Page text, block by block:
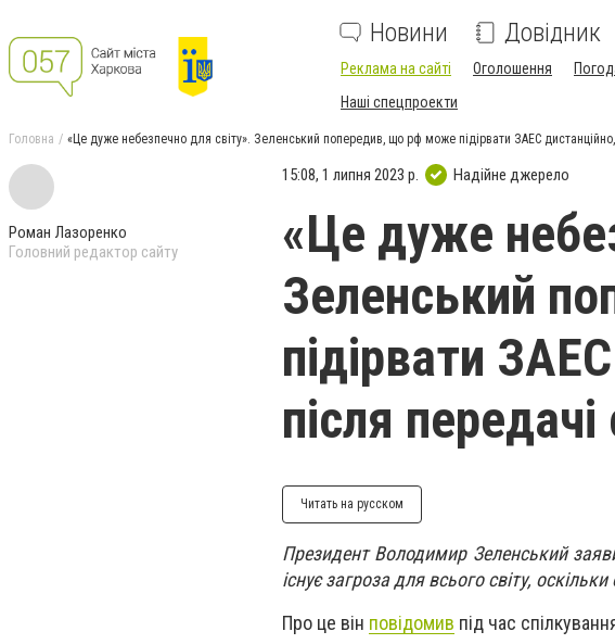
Новини Довідник
Реклама на сайті Оголошення
Наші спецпроекти
Головна «Це дуже небезпечно для світу». Зеленський попередив, що рф може підірвати ЗАЕС дистанційно,
Роман Лазоренко
Головний редактор сайту
15:08, 1 липня 2023 р. Надійне джерело
«Це дуже
Зеленський
підірвати
після передачі
Читать на русском
Президент Володимир Зеленський
існує загроза для всього світу,
Про це він повідомив під час